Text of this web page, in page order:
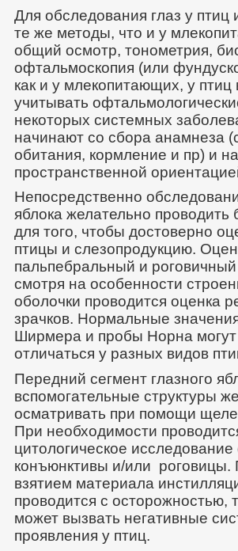
Для обследования глаз у птиц
те же методы, что и у
общий осмотр, тонометрия,
офтальмоскопия (или
как и у млекопитающих, у птиц
учитывать
некоторых системных
начинают со сбора анамнеза
обитания, кормление и пр) и
пространственной
Непосредственно
яблока желательно проводить
для того, чтобы достоверно
птицы и слезопродукцию.
пальпебральный и
смотря на особенности
оболочки проводится оценка
зрачков. Нормальные
Ширмера и пробы Норна могут
отличаться у разных видов
Передний сегмент глазного
вспомогательные структуры
осматривать при помощи
При необходимости
цитологическое исследование
конъюнктивы и/или роговицы.
взятием материала
проводится с осторожностью,
может вызвать негативные
проявления у птиц.